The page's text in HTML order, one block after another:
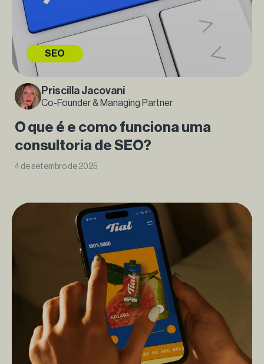
SEO
Priscilla Jacovani
Co-Founder & Managing Partner
O que é e como funciona uma
consultoria de SEO?
4 de setembro de 2025